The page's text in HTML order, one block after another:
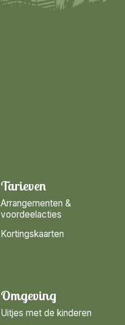
Tarieven
Arrangementen &
voordeelacties
Kortingskaarten
Omgeving
Uitjes met de kinderen